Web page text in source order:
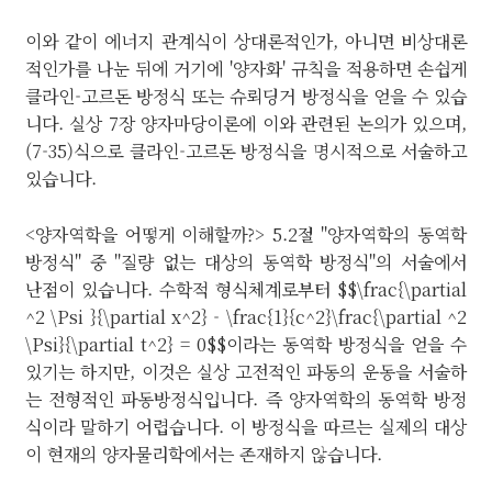
이와 같이 에너지 관계식이 상대론적인가, 아니면 비상대론
적인가를 나눈 뒤에 거기에 '양자화' 규칙을 적용하면 손쉽게
클라인-고르돈 방정식 또는 슈뢰딩거 방정식을 얻을 수 있습
니다. 실상 7장 양자마당이론에 이와 관련된 논의가 있으며,
(7-35)식으로 클라인-고르돈 방정식을 명시적으로 서술하고
있습니다.
<양자역학을 어떻게 이해할까?> 5.2절 "양자역학의 동역학
방정식" 중 "질량 없는 대상의 동역학 방정식"의 서술에서
난점이 있습니다. 수학적 형식체계로부터 $$\frac{\partial
^2 \Psi }{\partial x^2} - \frac{1}{c^2}\frac{\partial ^2
\Psi}{\partial t^2} = 0$$이라는 동역학 방정식을 얻을 수
있기는 하지만, 이것은 실상 고전적인 파동의 운동을 서술하
는 전형적인 파동방정식입니다. 즉 양자역학의 동역학 방정
식이라 말하기 어렵습니다. 이 방정식을 따르는 실제의 대상
이 현재의 양자물리학에서는 존재하지 않습니다.